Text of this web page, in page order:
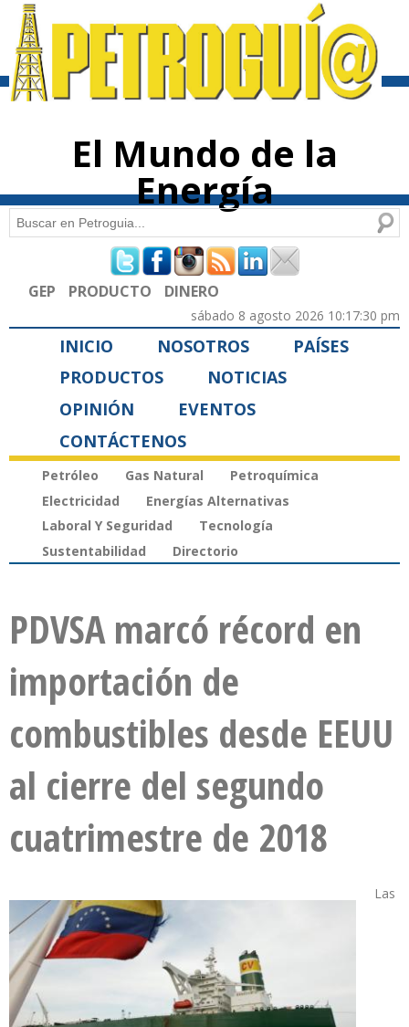
contenido
El Mundo de la
Energía
Formulario de búsqueda
Buscar
GEP PRODUCTO DINERO
sábado 8 agosto 2026 10:17:30 pm
INICIO NOSOTROS
PAÍSES
PRODUCTOS
NOTICIAS
OPINIÓN
EVENTOS
CONTÁCTENOS
Petróleo Gas Natural
Petroquímica
Electricidad
Energías Alternativas
Laboral Y Seguridad
Tecnología
Sustentabilidad
Directorio
PDVSA marcó récord en
importación de
combustibles desde EEUU
al cierre del segundo
cuatrimestre de 2018
Las